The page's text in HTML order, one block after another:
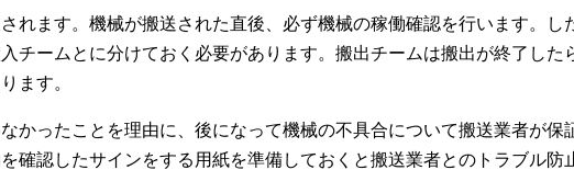
れます。機械が搬送された直後、必ず機械の稼働確認を行います。し
チームとに分けておく必要があります。搬出チームは搬出が終了した
ます。
かったことを理由に、後になって機械の不具合について搬送業者が保
確認したサインをする用紙を準備しておくと搬送業者とのトラブル防